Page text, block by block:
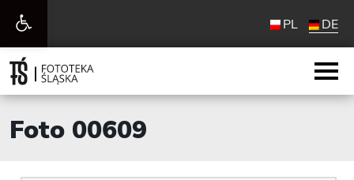
Werkzeugleiste
öffnen
PL DE
Foto 00609